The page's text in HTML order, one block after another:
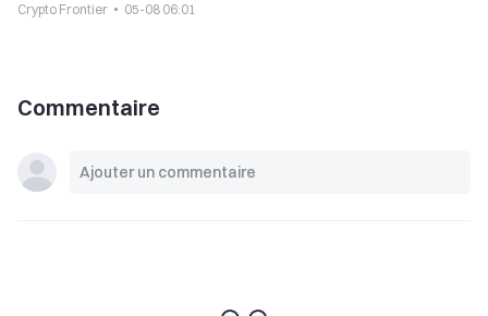
Crypto Frontier 05-08 06:01
Commentaire